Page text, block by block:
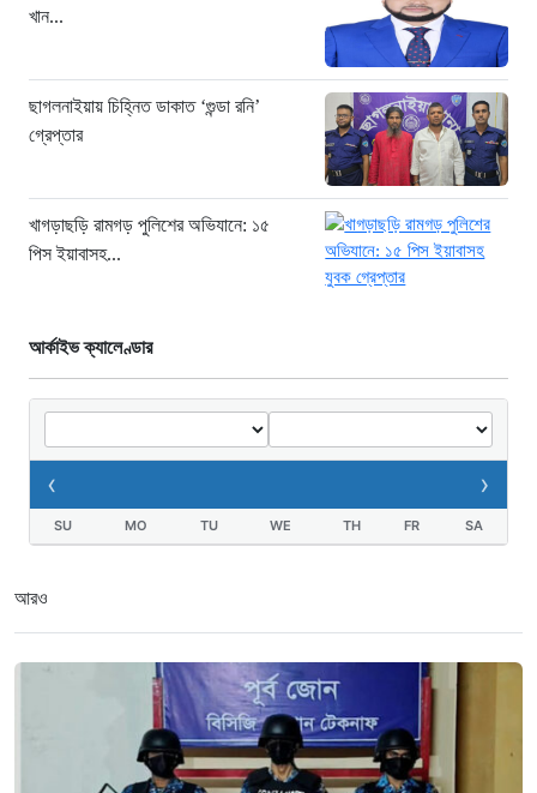
ডিজিএফআইয়ের ‘আয়নাঘর’ পরিদর্শনে
আন্তর্জাতিক অপরাধ ট্রাইব্যুনালের বিচারক
দল
জুলাই জাদুঘরে দলীয় ইতিহাসের ঠাঁই হবে না:
নাহিদ ইসলাম
খান...
ছাগলনাইয়ায় চিহ্নিত ডাকাত ‘গুন্ডা রনি’
গ্রেপ্তার
খাগড়াছড়ি রামগড় পুলিশের অভিযানে: ১৫
পিস ইয়াবাসহ...
আর্কাইভ ক্যালেণ্ডার
‹ ›
SU MO TU WE TH FR SA
আরও